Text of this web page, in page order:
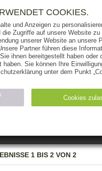
AUS DER REIHE
1 BIS 2 VON 2
BOOKS
HANDEL FÜR
COOKIES.
und Anzeigen zu
die Zugriffe auf unsere Website
unserer Website an unsere
Partner führen diese
ihnen bereitgestellt haben oder
haben. Sie können Ihre
unter dem Punkt
Cookies
Speicherung der Benutzer-Session